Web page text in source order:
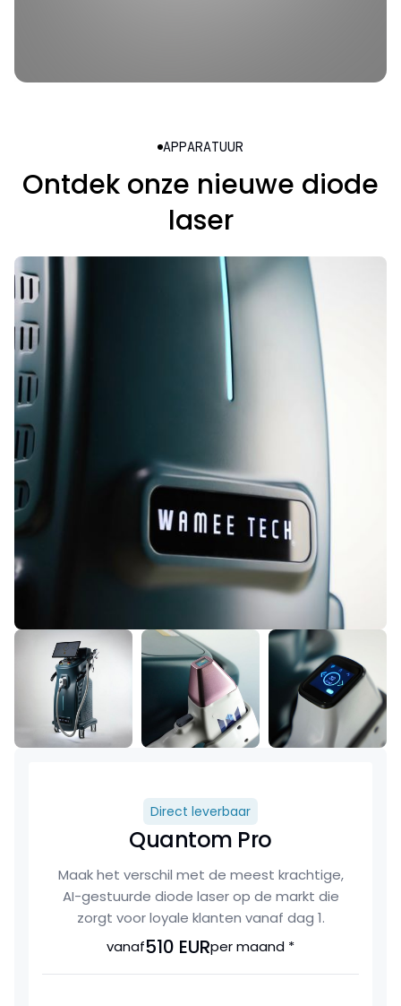
APPARATUUR
Ontdek onze nieuwe diode
laser
Direct leverbaar
Quantom Pro
Maak het verschil met de meest krachtige,
AI-gestuurde diode laser op de markt die
zorgt voor loyale klanten vanaf dag 1.
vanaf510 EURper maand *